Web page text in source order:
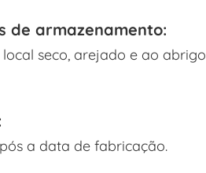
de armazenamento:
seco, arejado e ao
a data de fabricação.